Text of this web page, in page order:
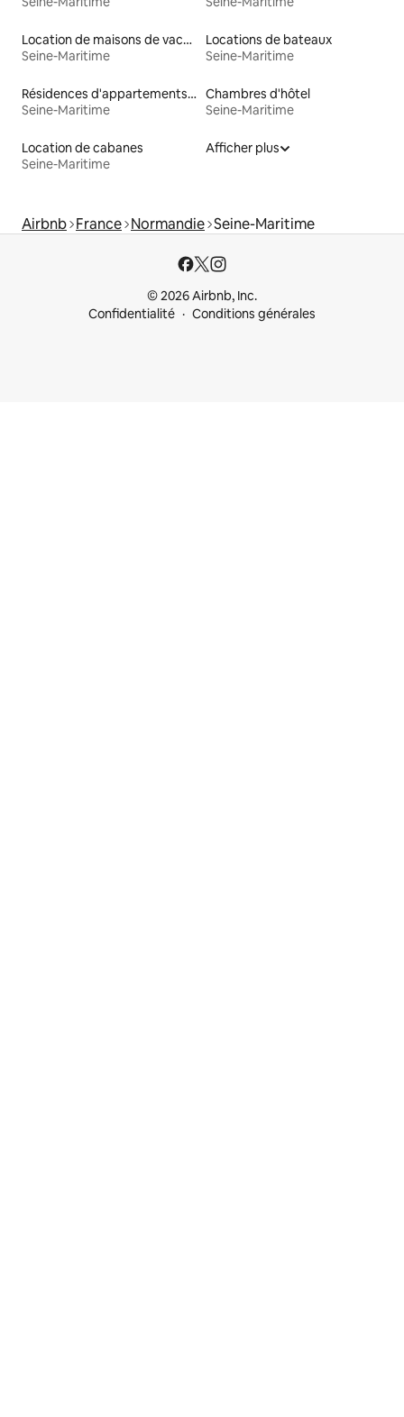
Location de maisons de vacances
Seine-Maritime
Locations de bateaux
Seine-Maritime
Résidences d'appartements en location
Seine-Maritime
Chambres d'hôtel
Seine-Maritime
Location de cabanes
Seine-Maritime
Afficher plus
Airbnb France Normandie Seine-Maritime
© 2026 Airbnb, Inc.
Confidentialité
Conditions générales